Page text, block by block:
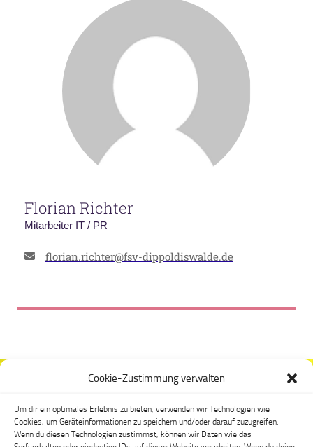
Cookie-Zustimmung verwalten
Um dir ein optimales Erlebnis zu bieten, verwenden wir Technologien wie
Cookies, um Geräteinformationen zu speichern und/oder darauf zuzugreifen.
Wenn du diesen Technologien zustimmst, können wir Daten wie das
Florian Richter
Mitarbeiter IT / PR
florian.richter@fsv-dippoldiswalde.de